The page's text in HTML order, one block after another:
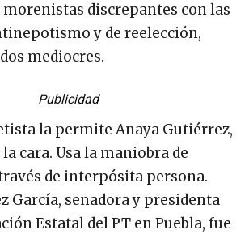
morenistas discrepantes con las
y de reelección,
mediocres.
Publicidad
la permite Anaya Gutiérrez,
cara. Usa la maniobra de
de interpósita persona.
García, senadora y presidenta
Estatal del PT en Puebla, fue